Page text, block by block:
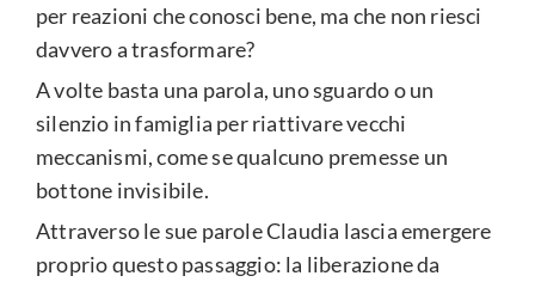
per reazioni che conosci bene, ma che non riesci
davvero a trasformare?
A volte basta una parola, uno sguardo o un
silenzio in famiglia per riattivare vecchi
meccanismi, come se qualcuno premesse un
bottone invisibile.
Attraverso le sue parole Claudia lascia emergere
proprio questo passaggio: la liberazione da